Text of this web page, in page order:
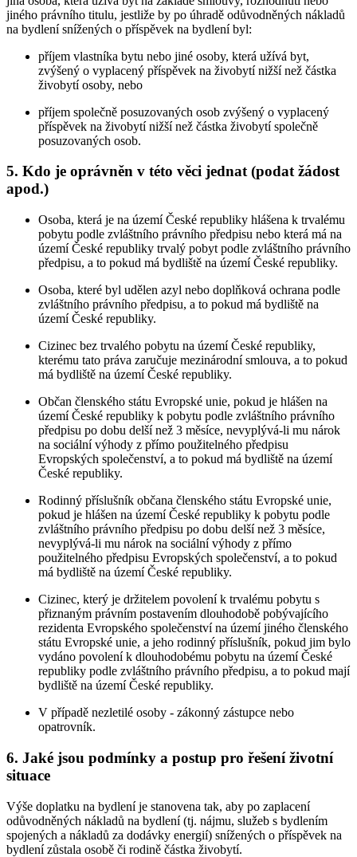
jiného právního titulu, jestliže by po úhradě odůvodněných nákladů
na bydlení snížených o příspěvek na bydlení byl:
příjem vlastníka bytu nebo jiné osoby, která užívá byt,
zvýšený o vyplacený příspěvek na živobytí nižší než částka
živobytí osoby, nebo
příjem společně posuzovaných osob zvýšený o vyplacený
příspěvek na živobytí nižší než částka živobytí společně
posuzovaných osob.
5. Kdo je oprávněn v této věci jednat (podat žádost
apod.)
Osoba, která je na území České republiky hlášena k trvalému
pobytu podle zvláštního právního předpisu nebo která má na
území České republiky trvalý pobyt podle zvláštního právního
předpisu, a to pokud má bydliště na území České republiky.
Osoba, které byl udělen azyl nebo doplňková ochrana podle
zvláštního právního předpisu, a to pokud má bydliště na
území České republiky.
Cizinec bez trvalého pobytu na území České republiky,
kterému tato práva zaručuje mezinárodní smlouva, a to pokud
má bydliště na území České republiky.
Občan členského státu Evropské unie, pokud je hlášen na
území České republiky k pobytu podle zvláštního právního
předpisu po dobu delší než 3 měsíce, nevyplývá-li mu nárok
na sociální výhody z přímo použitelného předpisu
Evropských společenství, a to pokud má bydliště na území
České republiky.
Rodinný příslušník občana členského státu Evropské unie,
pokud je hlášen na území České republiky k pobytu podle
zvláštního právního předpisu po dobu delší než 3 měsíce,
nevyplývá-li mu nárok na sociální výhody z přímo
použitelného předpisu Evropských společenství, a to pokud
má bydliště na území České republiky.
Cizinec, který je držitelem povolení k trvalému pobytu s
přiznaným právním postavením dlouhodobě pobývajícího
rezidenta Evropského společenství na území jiného členského
státu Evropské unie, a jeho rodinný příslušník, pokud jim bylo
vydáno povolení k dlouhodobému pobytu na území České
republiky podle zvláštního právního předpisu, a to pokud mají
bydliště na území České republiky.
V případě nezletilé osoby - zákonný zástupce nebo
opatrovník.
6. Jaké jsou podmínky a postup pro řešení životní
situace
Výše doplatku na bydlení je stanovena tak, aby po zaplacení
odůvodněných nákladů na bydlení (tj. nájmu, služeb s bydlením
spojených a nákladů za dodávky energií) snížených o příspěvek na
bydlení zůstala osobě či rodině částka živobytí.